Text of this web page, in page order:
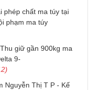
phép chất ma túy tại
phạm ma túy
giữ gần 900kg ma
9-
Nguyễn Thị T P - Kế